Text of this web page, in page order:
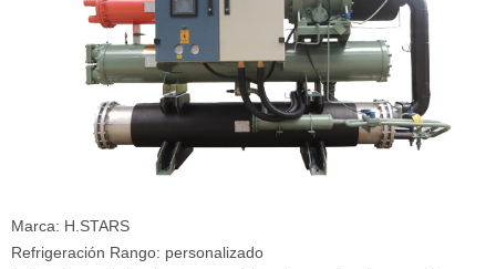
Marca: H.STARS
Refrigeración Rango: personalizado